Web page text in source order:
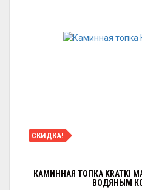
СКИДКА!
КАМИННАЯ ТОПКА KRATKI
ВОДЯНЫМ